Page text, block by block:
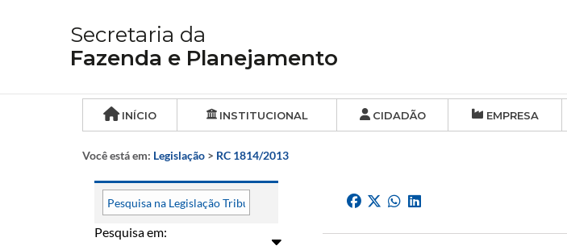
Secretaria da
Fazenda e Planejamento
INÍCIO INSTITUCIONAL CIDADÃO EMPRESA
Você está em: Legislação > RC 1814/2013
Pesquisa em: